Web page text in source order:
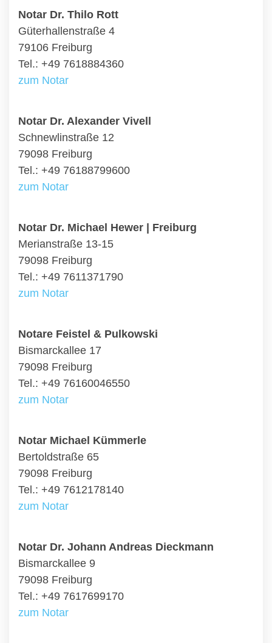
Notar Dr. Thilo Rott
Güterhallenstraße 4
79106 Freiburg
Tel.: +49 7618884360
zum Notar
Notar Dr. Alexander Vivell
Schnewlinstraße 12
79098 Freiburg
Tel.: +49 76188799600
zum Notar
Notar Dr. Michael Hewer | Freiburg
Merianstraße 13-15
79098 Freiburg
Tel.: +49 7611371790
zum Notar
Notare Feistel & Pulkowski
Bismarckallee 17
79098 Freiburg
Tel.: +49 76160046550
zum Notar
Notar Michael Kümmerle
Bertoldstraße 65
79098 Freiburg
Tel.: +49 7612178140
zum Notar
Notar Dr. Johann Andreas Dieckmann
Bismarckallee 9
79098 Freiburg
Tel.: +49 7617699170
zum Notar